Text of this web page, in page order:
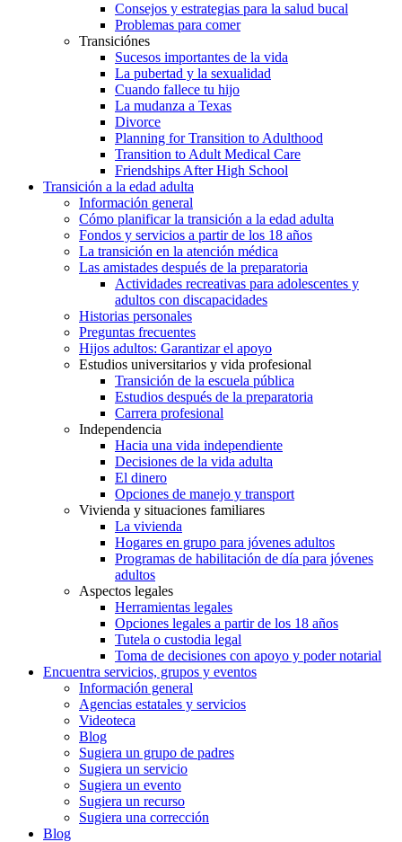
Consejos y estrategias para la salud bucal
Problemas para comer
Transiciónes
Sucesos importantes de la vida
La pubertad y la sexualidad
Cuando fallece tu hijo
La mudanza a Texas
Divorce
Planning for Transition to Adulthood
Transition to Adult Medical Care
Friendships After High School
Transición a la edad adulta
Información general
Cómo planificar la transición a la edad adulta
Fondos y servicios a partir de los 18 años
La transición en la atención médica
Las amistades después de la preparatoria
Actividades recreativas para adolescentes y
adultos con discapacidades
Historias personales
Preguntas frecuentes
Hijos adultos: Garantizar el apoyo
Estudios universitarios y vida profesional
Transición de la escuela pública
Estudios después de la preparatoria
Carrera profesional
Independencia
Hacia una vida independiente
Decisiones de la vida adulta
El dinero
Opciones de manejo y transport
Vivienda y situaciones familiares
La vivienda
Hogares en grupo para jóvenes adultos
Programas de habilitación de día para jóvenes
adultos
Aspectos legales
Herramientas legales
Opciones legales a partir de los 18 años
Tutela o custodia legal
Toma de decisiones con apoyo y poder notarial
Encuentra servicios, grupos y eventos
Información general
Agencias estatales y servicios
Videoteca
Blog
Sugiera un grupo de padres
Sugiera un servicio
Sugiera un evento
Sugiera un recurso
Sugiera una corrección
Blog